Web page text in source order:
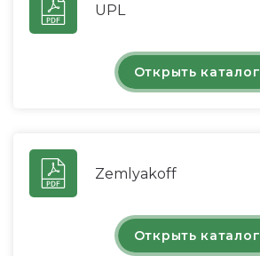
UPL
Открыть каталог
Zemlyakoff
Открыть каталог